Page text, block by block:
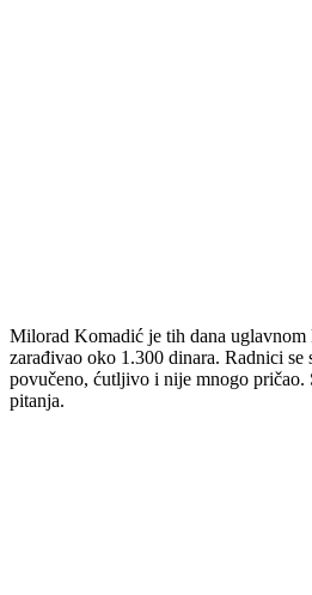
Milorad Komadić je tih dana uglavnom
zarađivao oko 1.300 dinara. Radnici se
povučeno, ćutljivo i nije mnogo pričao.
pitanja.